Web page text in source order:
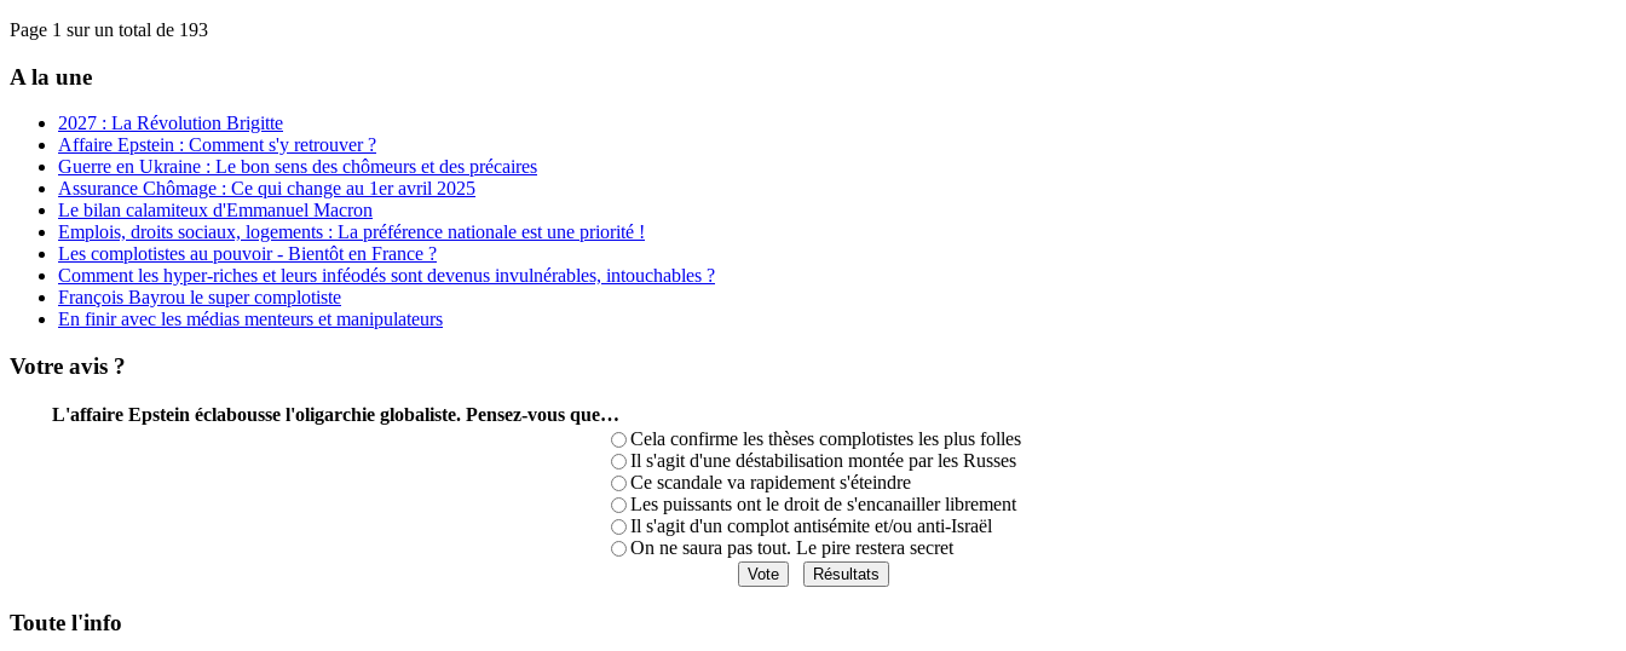
Page 1 sur un total de 193
A la une
2027 : La Révolution Brigitte
Affaire Epstein : Comment s'y retrouver ?
Guerre en Ukraine : Le bon sens des chômeurs et des précaires
Assurance Chômage : Ce qui change au 1er avril 2025
Le bilan calamiteux d'Emmanuel Macron
Emplois, droits sociaux, logements : La préférence nationale est une priorité !
Les complotistes au pouvoir - Bientôt en France ?
Comment les hyper-riches et leurs inféodés sont devenus invulnérables, intouchables ?
François Bayrou le super complotiste
En finir avec les médias menteurs et manipulateurs
Votre avis ?
L'affaire Epstein éclabousse l'oligarchie globaliste. Pensez-vous que…
Cela confirme les thèses complotistes les plus folles
Il s'agit d'une déstabilisation montée par les Russes
Ce scandale va rapidement s'éteindre
Les puissants ont le droit de s'encanailler librement
Il s'agit d'un complot antisémite et/ou anti-Israël
On ne saura pas tout. Le pire restera secret
Toute l'info